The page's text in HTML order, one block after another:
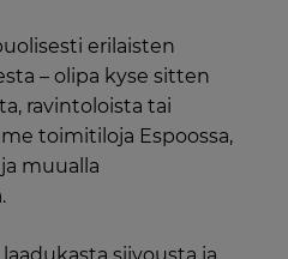
erilaisten
– olipa kyse sitten
ravintoloista tai
toimitiloja Espoossa,
muualla